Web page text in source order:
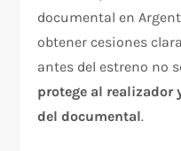
documental en
obtener cesiones
antes del estreno no
protege al realizador
del documental.